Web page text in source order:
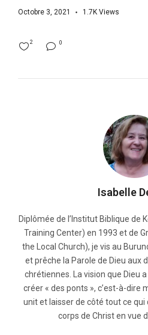
Octobre 3, 2021 1.7K Views
0
2
Isabelle
Diplômée de l’Institut Biblique de
Training Center) en 1993 et de
the Local Church), je vis au
et prêche la Parole de Dieu
chrétiennes. La vision que Dieu
créer « des ponts », c’est-à-dire
unit et laisser de côté tout ce qui
corps de Christ en vue